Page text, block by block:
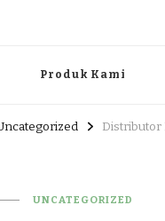
Produk Kami
Distributor
UNCATEGORIZED